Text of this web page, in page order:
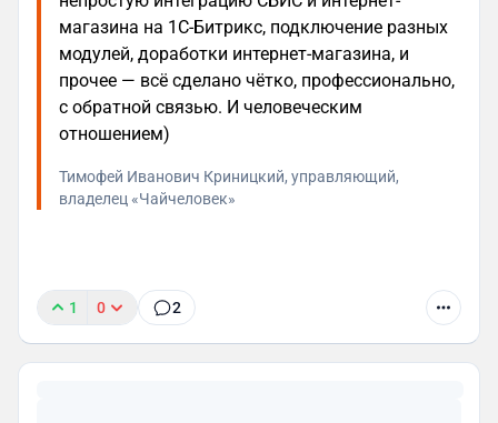
магазина на 1С-Битрикс, подключение разных
модулей, доработки интернет-магазина, и
прочее — всё сделано чётко, профессионально,
с обратной связью. И человеческим
отношением)
Тимофей Иванович Криницкий, управляющий,
владелец «Чайчеловек»
1 0 2